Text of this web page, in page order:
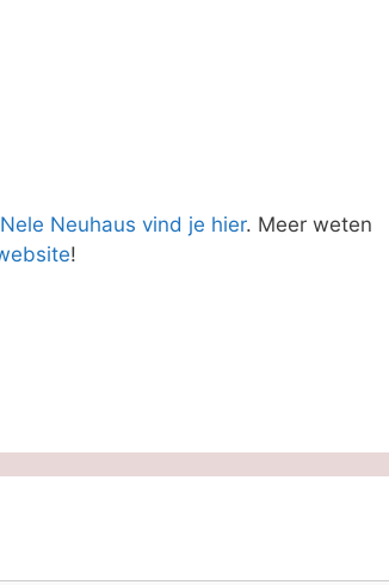
Neuhaus vind je hier. Meer weten
!